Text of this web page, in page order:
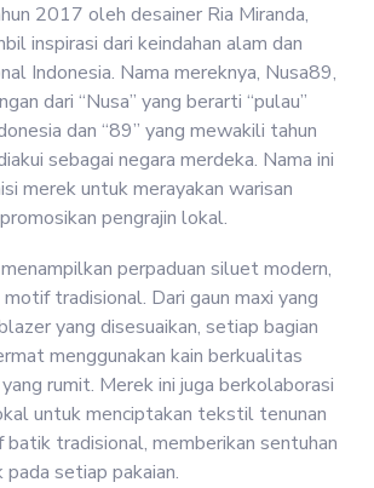
2017 oleh desainer Ria Miranda,
inspirasi dari keindahan alam dan
Indonesia. Nama mereknya, Nusa89,
dari “Nusa” yang berarti “pulau”
dan “89” yang mewakili tahun
sebagai negara merdeka. Nama ini
merek untuk merayakan warisan
pengrajin lokal.
perpaduan siluet modern,
tradisional. Dari gaun maxi yang
yang disesuaikan, setiap bagian
menggunakan kain berkualitas
rumit. Merek ini juga berkolaborasi
untuk menciptakan tekstil tenunan
batik tradisional, memberikan sentuhan
setiap pakaian.